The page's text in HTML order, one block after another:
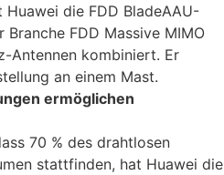
die FDD BladeAAU-
FDD Massive MIMO
Antennen kombiniert. Er
an einem Mast.
ermöglichen
70 % des drahtlosen
stattfinden, hat Huawei die